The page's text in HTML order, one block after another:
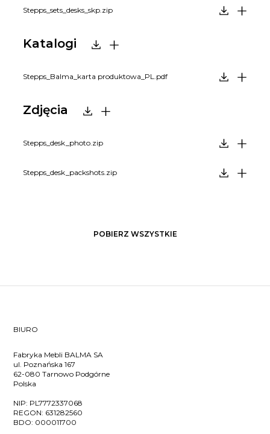
Stepps_sets_desks_skp.zip
Katalogi
Stepps_Balma_karta produktowa_PL.pdf
Zdjęcia
Stepps_desk_photo.zip
Stepps_desk_packshots.zip
POBIERZ WSZYSTKIE
BIURO
Fabryka Mebli BALMA SA
ul. Poznańska 167
62-080 Tarnowo Podgórne
Polska
NIP: PL7772337068
REGON: 631282560
BDO: 000011700